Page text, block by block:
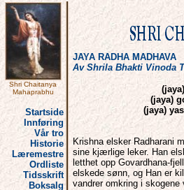
Shri Chaitanya
Mahaprabhu
Startside
Innføring
Vår tro
Historie
Læremestre
Ordliste
Tidsskrift
Boksalg
JAYA RADHA MADHAVA
Av Shrila Bhakti Vinoda
(jaya)
(jaya)
Krishna elsker Radharani
sine kjærlige leker. Han
letthet opp Govardhana-
elskede sønn, og Han er
vandrer omkring i skogene